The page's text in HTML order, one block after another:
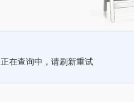
正在查询中，请刷新重试